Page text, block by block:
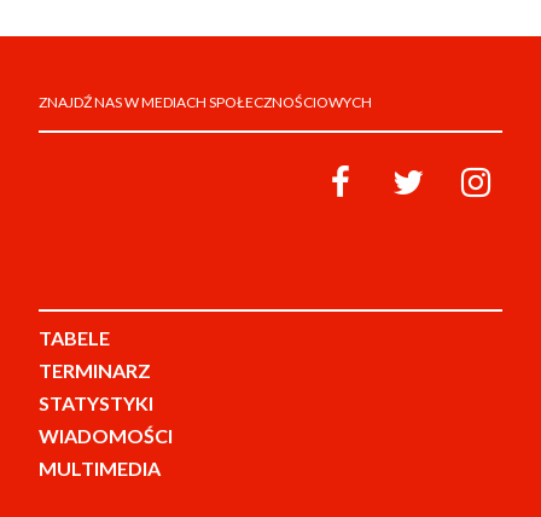
ZNAJDŹ NAS W MEDIACH SPOŁECZNOŚCIOWYCH
TABELE
TERMINARZ
STATYSTYKI
WIADOMOŚCI
MULTIMEDIA